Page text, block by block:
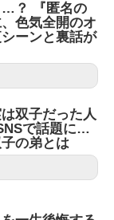
…？ 『匿名の
色気全開のオ
ーンと裏話が
双子だった人
で話題に…
の弟とは